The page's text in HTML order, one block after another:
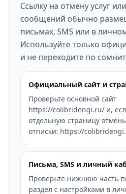
Ссылку на отмену услуг
сообщений обычно
письмах, SMS или в
Используйте только
и не переходите по
Официальный сайт и
Проверьте основной сайт
https://colibridengi.ru/ и,
отдельную страницу
отписки: https://
Письма, SMS и личный
Проверьте нижнюю часть
раздел с настройками в